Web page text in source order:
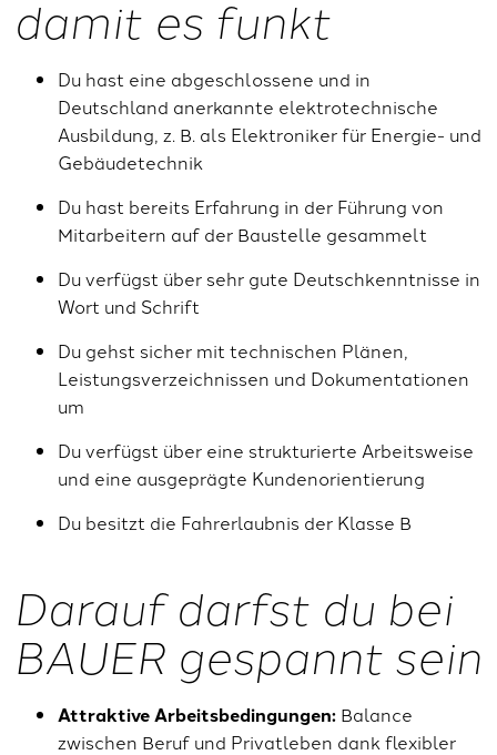
damit es funkt
Du hast eine abgeschlossene und in
Deutschland anerkannte elektrotechnische
Ausbildung, z. B. als Elektroniker für Energie- und
Gebäudetechnik
Du hast bereits Erfahrung in der Führung von
Mitarbeitern auf der Baustelle gesammelt
Du verfügst über sehr gute Deutschkenntnisse in
Wort und Schrift
Du gehst sicher mit technischen Plänen,
Leistungsverzeichnissen und Dokumentationen
um
Du verfügst über eine strukturierte Arbeitsweise
und eine ausgeprägte Kundenorientierung
Du besitzt die Fahrerlaubnis der Klasse B
Darauf darfst du bei
BAUER gespannt sein
Attraktive Arbeitsbedingungen: Balance
zwischen Beruf und Privatleben dank flexibler